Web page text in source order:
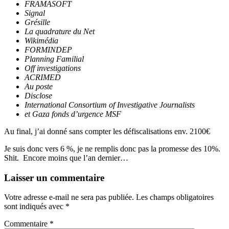
FRAMASOFT
Signal
Gré­sille
La qua­dra­ture du Net
Wiki­mé­dia
FORMINDEP
Plan­ning Fami­lial
Off inves­ti­ga­tions
ACRIMED
Au poste
Dis­close
Inter­na­tio­nal Consor­tium of Inves­ti­ga­tive Jour­na­lists
et Gaza fonds d’urgence MSF
Au final, j’ai don­né sans comp­ter les défis­ca­li­sa­tions env. 2100€
Je suis donc vers 6 %, je ne rem­plis donc pas la pro­messe des 10%.
Shit. Encore moins que l’an der­nier…
Laisser un commentaire
Votre adresse e-mail ne sera pas publiée. Les champs obligatoires
sont indiqués avec *
Commentaire *